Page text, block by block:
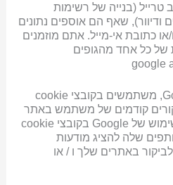
(בנייה של רשימות
ודיוור), שאף הם אוספים נתונים
על הגולשים כגון כתובת IP ו/או כתובת אי-מייל. אתם מוזמנים
של כל אחד מהגופים
ספקי צד שלישי, כולל Google, משתמשים בקובצי cookie
קודמים של משתמש באתר
שלך או באתרים אחרים.השימוש של Google בקובצי cookie
שלה להציג מודעות
באתרים שלך ו / או